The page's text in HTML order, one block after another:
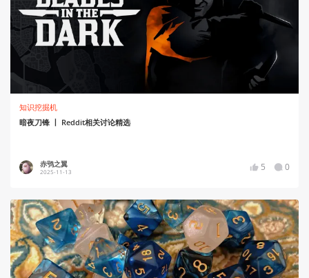
知识挖掘机
暗夜刀锋 丨 Reddit相关讨论精选
赤鸮之翼
2025-11-13 5 0